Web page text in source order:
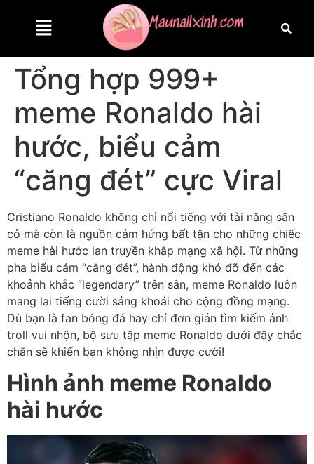
Tổng hợp 999+
meme Ronaldo hài
hước, biểu cảm
“căng đét” cực Viral
Cristiano Ronaldo không chỉ nổi tiếng với tài năng sân
cỏ mà còn là nguồn cảm hứng bất tận cho những chiếc
meme hài hước lan truyền khắp mạng xã hội. Từ những
pha biểu cảm “căng đét”, hành động khó đỡ đến các
khoảnh khắc “legendary” trên sân, meme Ronaldo luôn
mang lại tiếng cười sảng khoái cho cộng đồng mạng.
Dù bạn là fan bóng đá hay chỉ đơn giản tìm kiếm ảnh
troll vui nhộn, bộ sưu tập meme Ronaldo dưới đây chắc
chắn sẽ khiến bạn không nhịn được cười!
Hình ảnh meme Ronaldo
hài hước